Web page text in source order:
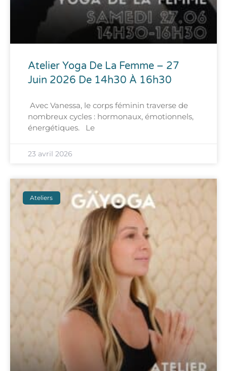
Atelier Yoga De La Femme – 27
Juin 2026 De 14h30 À 16h30
Avec Vanessa, le corps féminin traverse de
nombreux cycles : hormonaux, émotionnels,
énergétiques. Le
23 avril 2026
Ateliers